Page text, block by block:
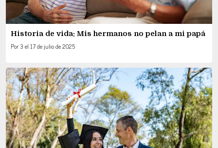
Historia de vida: Mis hermanos no pelan a mi papá
Por3 el 17 de julio de 2025